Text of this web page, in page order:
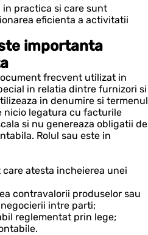
in practica si care sunt
eficienta a activitatii
importanta
frecvent utilizat in
in relatia dintre furnizori si
in denumire si termenul
nicio legatura cu facturile
si nu genereaza obligatii de
Rolul sau este in
atesta incheierea unei
contravalorii produselor sau
intre parti;
reglementat prin lege;